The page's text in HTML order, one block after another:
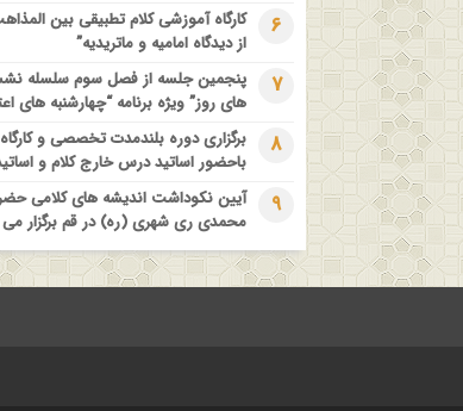
6
کارگاه آموزشی کلام تطبیقی بین
از دیدگاه امامیه و ماتریدیه”
7
پنجمین جلسه از فصل سوم سلسله
های روز” ویژه برنامه “چهارشنبه های
8
برگزاری دوره بلندمدت تخصصی و
باحضور اساتید درس خارج کلام و
9
آیین نکوداشت اندیشه های کلامی
محمدی ری شهری (ره) در قم برگزار